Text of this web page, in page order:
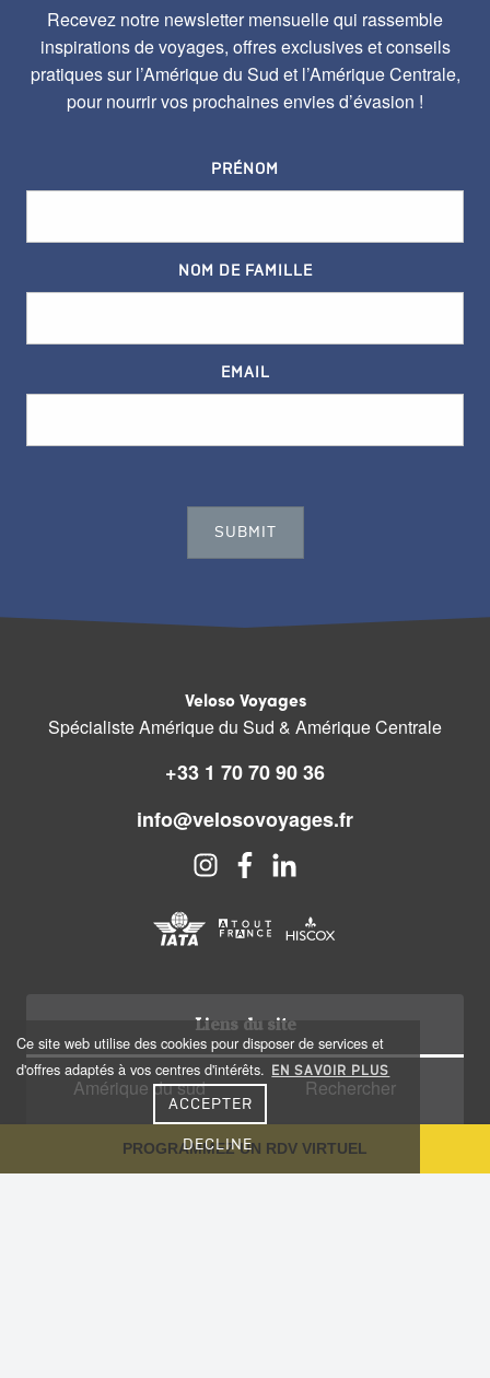
Ce site web utilise des cookies pour disposer de services et
d'offres adaptés à vos centres d'intérêts.
EN SAVOIR PLUS
DECLINE
ACCEPTER
PROGRAMMEZ UN RDV VIRTUEL
Recevez notre newsletter mensuelle qui rassemble
inspirations de voyages, offres exclusives et conseils
pratiques sur l’Amérique du Sud et l’Amérique Centrale,
pour nourrir vos prochaines envies d’évasion !
PRÉNOM
NOM DE FAMILLE
EMAIL
Veloso Voyages
Spécialiste Amérique du Sud & Amérique Centrale
+33 1 70 70 90 36
info@velosovoyages.fr
Liens du site
Amérique du sud
Amérique centrale
Caraïbes
Rechercher
Qui sommes nous?
Recrutement